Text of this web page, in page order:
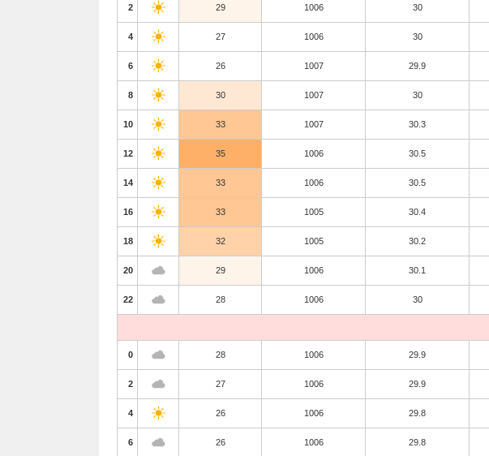
2 29 1006 30
4 27 1006 30
6 26 1007 29.9
8 30 1007 30
10 33 1007 30.3
12 35 1006 30.5
14 33 1006 30.5
16 33 1005 30.4
18 32 1005 30.2
20 29 1006 30.1
22 28 1006 30
0 28 1006 29.9
2 27 1006 29.9
4 26 1006 29.8
6 26 1006 29.8